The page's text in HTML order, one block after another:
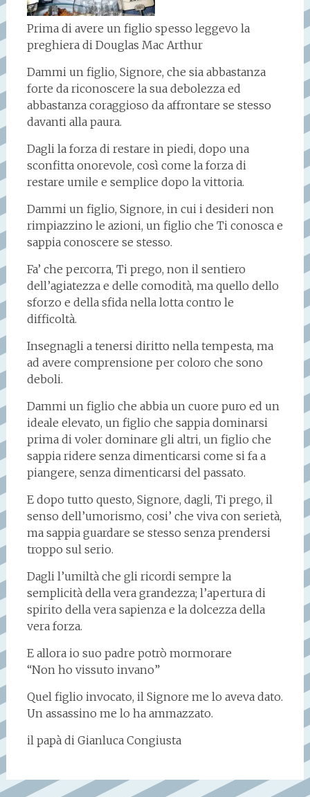
Prima di avere un figlio spesso leggevo la
preghiera di Douglas Mac Arthur
Dammi un figlio, Signore, che sia abbastanza
forte da riconoscere la sua debolezza ed
abbastanza coraggioso da affrontare se stesso
davanti alla paura.
Dagli la forza di restare in piedi, dopo una
sconfitta onorevole, così come la forza di
restare umile e semplice dopo la vittoria.
Dammi un figlio, Signore, in cui i desideri non
rimpiazzino le azioni, un figlio che Ti conosca e
sappia conoscere se stesso.
Fa’ che percorra, Ti prego, non il sentiero
dell’agiatezza e delle comodità, ma quello dello
sforzo e della sfida nella lotta contro le
difficoltà.
Insegnagli a tenersi diritto nella tempesta, ma
ad avere comprensione per coloro che sono
deboli.
Dammi un figlio che abbia un cuore puro ed un
ideale elevato, un figlio che sappia dominarsi
prima di voler dominare gli altri, un figlio che
sappia ridere senza dimenticarsi come si fa a
piangere, senza dimenticarsi del passato.
E dopo tutto questo, Signore, dagli, Ti prego, il
senso dell’umorismo, cosi’ che viva con serietà,
ma sappia guardare se stesso senza prendersi
troppo sul serio.
Dagli l’umiltà che gli ricordi sempre la
semplicità della vera grandezza; l’apertura di
spirito della vera sapienza e la dolcezza della
vera forza.
E allora io suo padre potrò mormorare
“Non ho vissuto invano”
Quel figlio invocato, il Signore me lo aveva dato.
Un assassino me lo ha ammazzato.
il papà di Gianluca Congiusta